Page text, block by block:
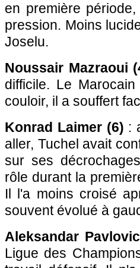
en première
pression. Moins
Joselu.
Noussair Mazraoui
difficile. Le
couloir, il a souffert
Konrad Laimer (6) :
aller, Tuchel avait
sur ses
rôle durant la
Il l'a moins croisé
souvent évolué à
Aleksandar
Ligue des